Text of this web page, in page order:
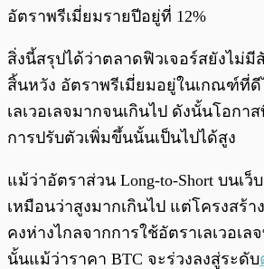
อัตราพรีเมี่ยมรายปีอยู่ที่ 12%
สิ่งนี้สรุปได้ว่าตลาดฟิวเจอร์สยังไม่
สิ้นหวัง อัตราพรีเมี่ยมอยู่ในเกณฑ์ที่
เลเวอเลจมากจนเกินไป ดังนั้นโอกา
การปรับตัวเพิ่มขึ้นนั้นเป็นไปได้สูง
แม้ว่าอัตราส่วน Long-to-Short บนเว็
เหมือนว่าสูงมากเกินไป แต่โครงสร้
คงห่างไกลจากการใช้อัตราเลเวอเล
นั้นแม้ว่าราคา BTC จะร่วงลงสู่ระดับ